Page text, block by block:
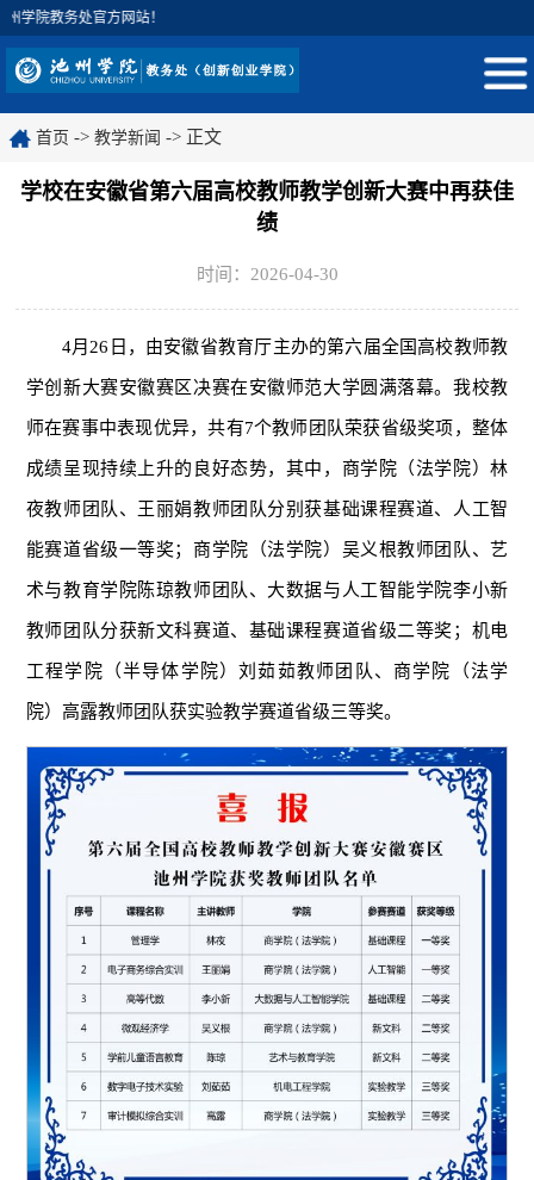
院教务处官方网站！
首页 -> 教学新闻 -> 正文
学校在安徽省第六届高校教师教学创新大赛中再获佳
绩
时间：2026-04-30
4月26日，由安徽省教育厅主办的第六届全国高校教师教
学创新大赛安徽赛区决赛在安徽师范大学圆满落幕。我校教
师在赛事中表现优异，共有7个教师团队荣获省级奖项，整体
成绩呈现持续上升的良好态势，其中，商学院（法学院）林
夜教师团队、王丽娟教师团队分别获基础课程赛道、人工智
能赛道省级一等奖；商学院（法学院）吴义根教师团队、艺
术与教育学院陈琼教师团队、大数据与人工智能学院李小新
教师团队分获新文科赛道、基础课程赛道省级二等奖；机电
工程学院（半导体学院）刘茹茹教师团队、商学院（法学
院）高露教师团队获实验教学赛道省级三等奖。